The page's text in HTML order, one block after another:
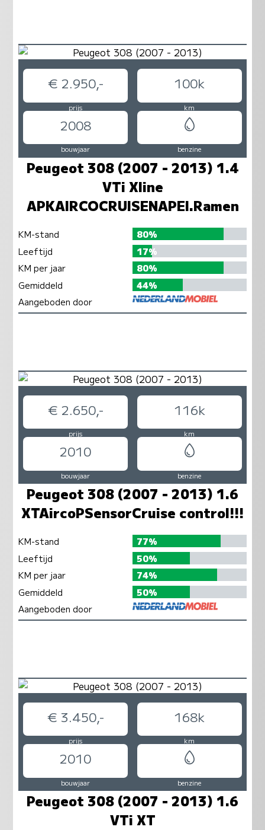
€ 2.950,- 100k
prijs km
2008
bouwjaar benzine
Peugeot 308 (2007 - 2013) 1.4
VTi Xline
APKAIRCOCRUISENAPEl.Ramen
KM-stand
80%
Leeftijd
17%
KM per jaar
80%
Gemiddeld
44%
Aangeboden door
€ 2.650,- 116k
prijs km
2010
bouwjaar benzine
Peugeot 308 (2007 - 2013) 1.6
XTAircoPSensorCruise control!!!
KM-stand
77%
Leeftijd
50%
KM per jaar
74%
Gemiddeld
50%
Aangeboden door
€ 3.450,- 168k
prijs km
2010
bouwjaar benzine
Peugeot 308 (2007 - 2013) 1.6
VTi XT